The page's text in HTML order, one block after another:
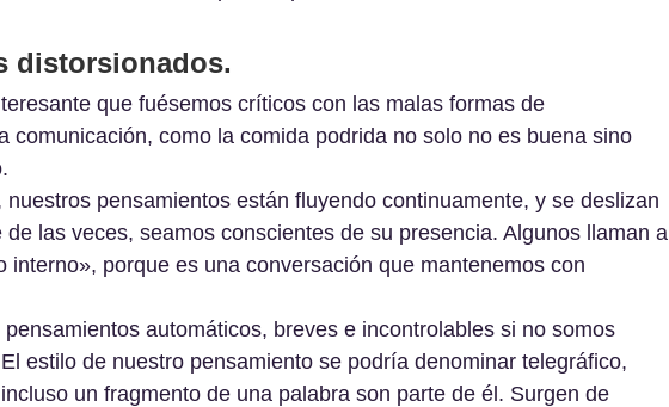
distorsionados.
que fuésemos críticos con las malas formas de
comunicación, como la comida podrida no solo no es buena sino
pensamientos están fluyendo continuamente, y se deslizan
las veces, seamos conscientes de su presencia. Algunos llaman a
interno», porque es una conversación que mantenemos con
automáticos, breves e incontrolables si no somos
estilo de nuestro pensamiento se podría denominar telegráfico,
un fragmento de una palabra son parte de él. Surgen de